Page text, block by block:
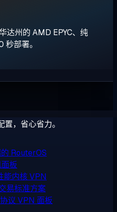
达州的 AMD EPYC、纯
部署。
，省心省力。
RouterOS
板
能内核 VPN
易标准方案
议 VPN 面板